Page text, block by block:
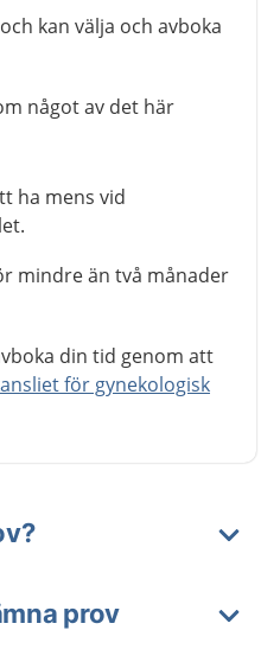
kan välja och avboka
något av det här
ha mens vid
mindre än två månader
din tid genom att
för gynekologisk
prov